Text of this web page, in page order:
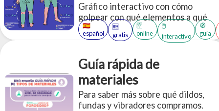
Gráfico interactivo con cómo
golpear con qué elementos a qué
partes del cuerpo, de forma
consensuada.
🇪🇸
español
🆓
gratis
🛜
online
🖱️
interactivo
🧭
guía
Guía rápida de
materiales
Para saber más sobre qué dildos,
fundas y vibradores compramos.